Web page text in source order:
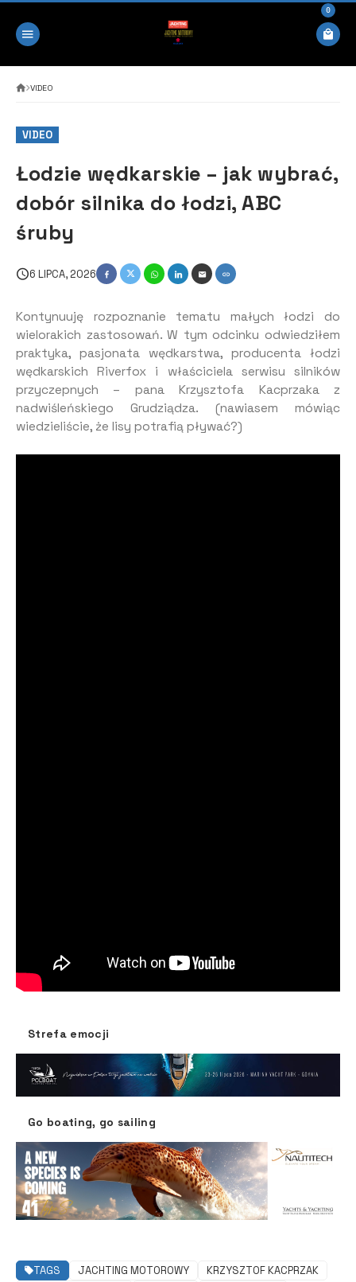
0
VIDEO
VIDEO
Łodzie wędkarskie – jak wybrać,
dobór silnika do łodzi, ABC
śruby
6 LIPCA, 2026
Kontynuuję rozpoznanie tematu małych łodzi do
wielorakich zastosowań. W tym odcinku odwiedziłem
praktyka, pasjonata wędkarstwa, producenta łodzi
wędkarskich Riverfox i właściciela serwisu silników
przyczepnych – pana Krzysztofa Kacprzaka z
nadwiśleńskiego Grudziądza. (nawiasem mówiąc
wiedzieliście, że lisy potrafią pływać?)
Strefa emocji
Go boating, go sailing
TAGS JACHTING MOTOROWY
KRZYSZTOF KACPRZAK